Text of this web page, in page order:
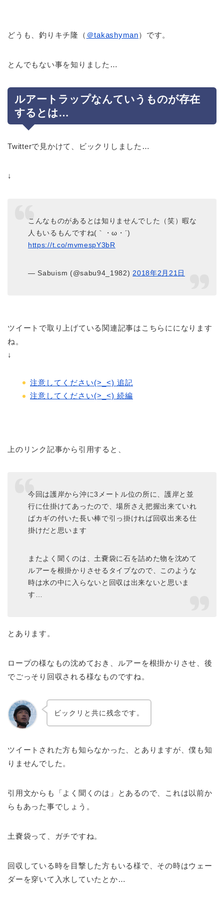
どうも、釣りキチ隆（ ＠takashyman）です。
とんでもない事を知りました…
ルアートラップなんていうものが存在
するとは…
Twitterで見かけて、ビックリしました…
↓
こんなものがあるとは知りませんでした（笑）暇な
人もいるもんですね(｀・ω・´)
https://t.co/mvmespY3bR
— Sabuism (@sabu94_1982) 2018年2月21日
ツイートで取り上げている関連記事はこちらにになります
ね。
↓
注意してください(>_<) 追記
注意してください(>_<) 続編
上のリンク記事から引用すると、
今回は護岸から沖に3メートル位の所に、護岸と並
行に仕掛けてあったので、場所さえ把握出来ていれ
ばカギの付いた長い棒で引っ掛ければ回収出来る仕
掛けだと思います
またよく聞くのは、土嚢袋に石を詰めた物を沈めて
ルアーを根掛かりさせるタイプなので、このような
時は水の中に入らないと回収は出来ないと思いま
す…
とあります。
ロープの様なもの沈めておき、ルアーを根掛かりさせ、後
でごっそり回収される様なものですね。
ビックリと共に残念です。
ツイートされた方も知らなかった、とありますが、僕も知
りませんでした。
引用文からも「よく聞くのは」とあるので、これは以前か
らもあった事でしょう。
土嚢袋って、ガチですね。
回収している時を目撃した方もいる様で、その時はウェー
ダーを穿いて入水していたとか…